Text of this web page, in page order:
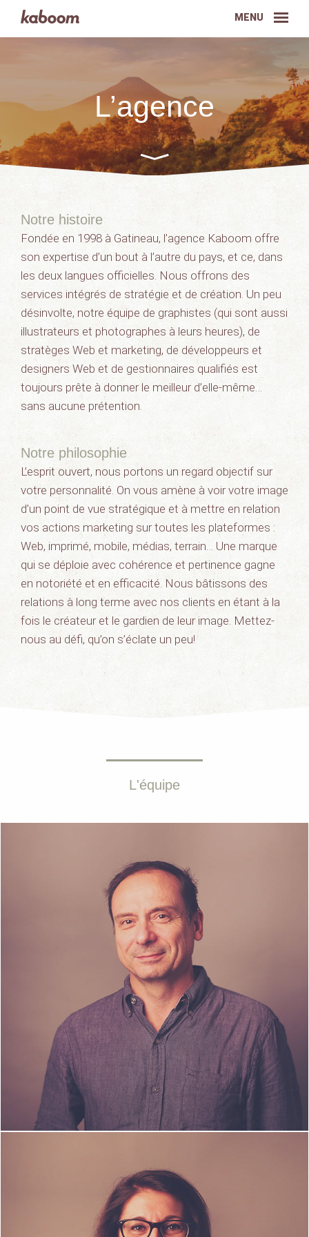
MENU
L’agence
Notre histoire
Fondée en 1998 à Gatineau, l’agence Kaboom offre
son expertise d’un bout à l’autre du pays, et ce, dans
les deux langues officielles. Nous offrons des
services intégrés de stratégie et de création. Un peu
désinvolte, notre équipe de graphistes (qui sont aussi
illustrateurs et photographes à leurs heures), de
stratèges Web et marketing, de développeurs et
designers Web et de gestionnaires qualifiés est
toujours prête à donner le meilleur d’elle-même…
sans aucune prétention.
Notre philosophie
L’esprit ouvert, nous portons un regard objectif sur
votre personnalité. On vous amène à voir votre image
d’un point de vue stratégique et à mettre en relation
vos actions marketing sur toutes les plateformes :
Web, imprimé, mobile, médias, terrain… Une marque
qui se déploie avec cohérence et pertinence gagne
en notoriété et en efficacité. Nous bâtissons des
relations à long terme avec nos clients en étant à la
fois le créateur et le gardien de leur image. Mettez-
nous au défi, qu’on s’éclate un peu!
L'équipe